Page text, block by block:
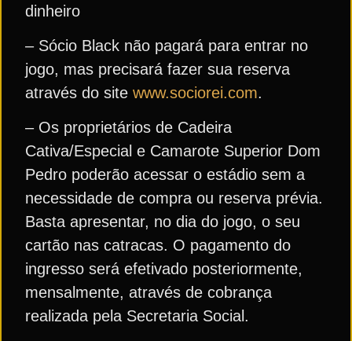
dinheiro
– Sócio Black não pagará para entrar no
jogo, mas precisará fazer sua reserva
através do site www.sociorei.com.
– Os proprietários de Cadeira
Cativa/Especial e Camarote Superior Dom
Pedro poderão acessar o estádio sem a
necessidade de compra ou reserva prévia.
Basta apresentar, no dia do jogo, o seu
cartão nas catracas. O pagamento do
ingresso será efetivado posteriormente,
mensalmente, através de cobrança
realizada pela Secretaria Social.